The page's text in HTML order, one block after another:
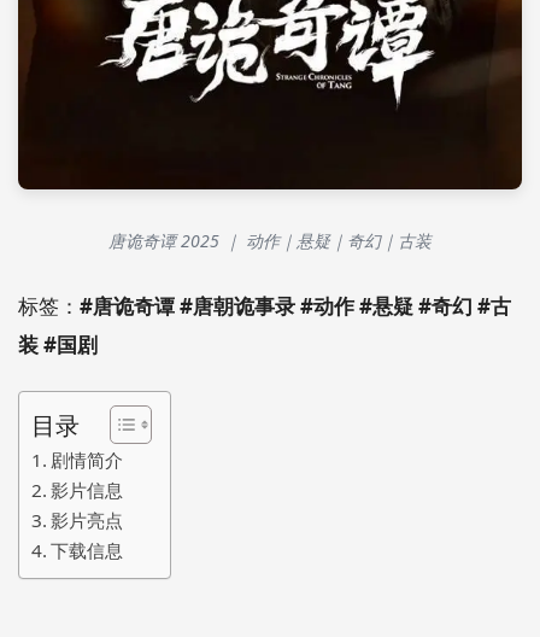
唐诡奇谭 2025 ｜ 动作｜悬疑｜奇幻｜古装
标签： #唐诡奇谭 #唐朝诡事录 #动作 #悬疑 #奇幻 #古
装 #国剧
目录
剧情简介
影片信息
影片亮点
下载信息